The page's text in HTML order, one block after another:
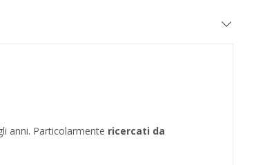
anni. Particolarmente ricercati da